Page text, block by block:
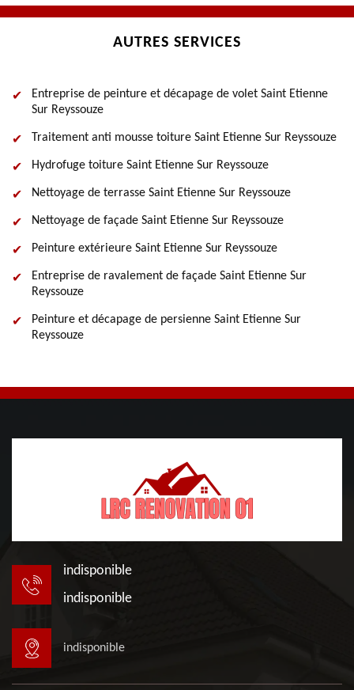
AUTRES SERVICES
Entreprise de peinture et décapage de volet Saint Etienne
Sur Reyssouze
Traitement anti mousse toiture Saint Etienne Sur Reyssouze
Hydrofuge toiture Saint Etienne Sur Reyssouze
Nettoyage de terrasse Saint Etienne Sur Reyssouze
Nettoyage de façade Saint Etienne Sur Reyssouze
Peinture extérieure Saint Etienne Sur Reyssouze
Entreprise de ravalement de façade Saint Etienne Sur
Reyssouze
Peinture et décapage de persienne Saint Etienne Sur
Reyssouze
indisponible
indisponible
indisponible